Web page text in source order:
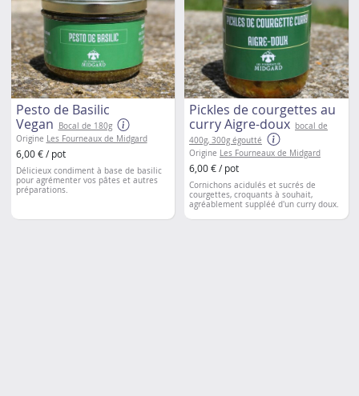
Pesto de Basilic
Vegan
Bocal de 180g
Origine Les Fourneaux de Midgard
6,00 € / pot
Délicieux condiment à base de basilic
pour agrémenter vos pâtes et autres
préparations.
Pickles de courgettes au
curry Aigre-doux bocal de
400g, 300g égoutté
Origine Les Fourneaux de Midgard
6,00 € / pot
Cornichons acidulés et sucrés de
courgettes, croquants à souhait,
agréablement suppléé d'un curry doux.